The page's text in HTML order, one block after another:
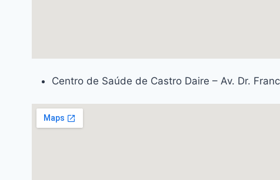
Centro de Saúde de Castro Daire – Av. Dr.